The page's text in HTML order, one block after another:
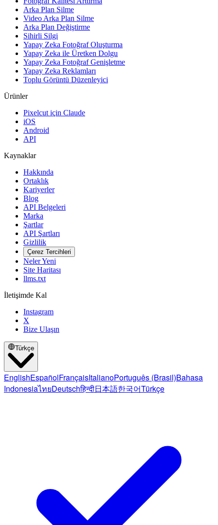
Arka Plan Silme
Video Arka Plan Silme
Arka Plan Değiştirme
Sihirli Silgi
Yapay Zeka Fotoğraf Oluşturma
Yapay Zeka ile Üretken Dolgu
Yapay Zeka Fotoğraf Genişletme
Yapay Zeka Reklamları
Toplu Görüntü Düzenleyici
Ürünler
Pixelcut için Claude
iOS
Android
API
Kaynaklar
Hakkında
Ortaklık
Kariyerler
Blog
API Belgeleri
Marka
Şartlar
API Şartları
Gizlilik
Çerez Tercihleri
Neler Yeni
Site Haritası
llms.txt
İletişimde Kal
Instagram
X
Bize Ulaşın
Türkçe
EnglishEspañolFrançaisItalianoPortuguês (Brasil)Bahasa
IndonesiaไทยDeutschहिन्दी日本語한국어Türkçe